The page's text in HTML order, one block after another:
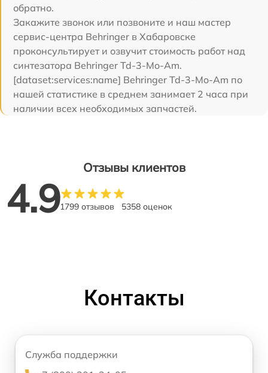
обратно.
Закажите звонок или позвоните и наш мастер
сервис-центра Behringer в Хабаровске
проконсультирует и озвучит стоимость работ над
синтезатора Behringer Td-3-Mo-Am.
[dataset:services:name] Behringer Td-3-Mo-Am по
нашей статистике в среднем занимает 2 часа при
наличии всех необходимых запчастей.
Отзывы клиентов
4.91799 отзывов 5358 оценок
Контакты
Служба поддержки